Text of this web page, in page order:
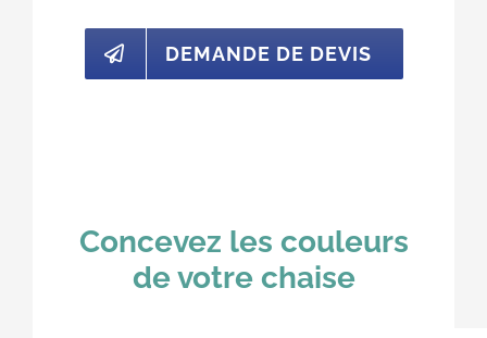
DEMANDE DE DEVIS
Concevez les couleurs
de votre chaise